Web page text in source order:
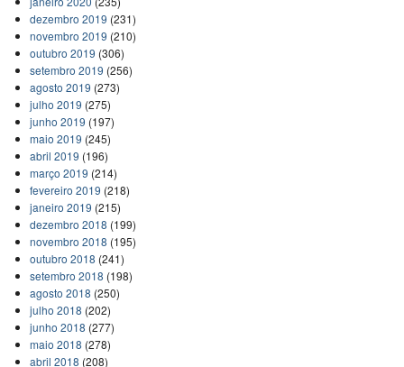
dezembro 2019 (231)
novembro 2019 (210)
outubro 2019 (306)
setembro 2019 (256)
agosto 2019 (273)
julho 2019 (275)
junho 2019 (197)
maio 2019 (245)
abril 2019 (196)
março 2019 (214)
fevereiro 2019 (218)
janeiro 2019 (215)
dezembro 2018 (199)
novembro 2018 (195)
outubro 2018 (241)
setembro 2018 (198)
agosto 2018 (250)
julho 2018 (202)
junho 2018 (277)
maio 2018 (278)
abril 2018 (208)